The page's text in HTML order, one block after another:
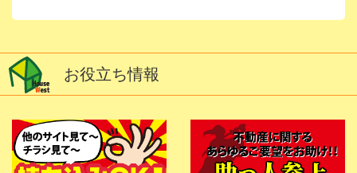
お役立ち情報